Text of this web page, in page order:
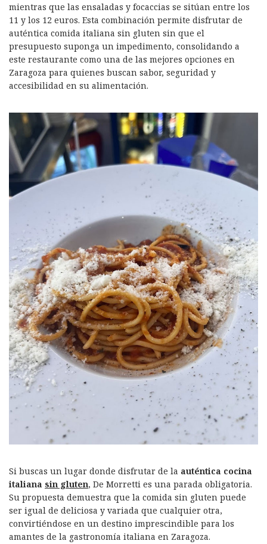
mientras que las ensaladas y focaccias se sitúan entre los
11 y los 12 euros. Esta combinación permite disfrutar de
auténtica comida italiana sin gluten sin que el
presupuesto suponga un impedimento, consolidando a
este restaurante como una de las mejores opciones en
Zaragoza para quienes buscan sabor, seguridad y
accesibilidad en su alimentación.
Si buscas un lugar donde disfrutar de la auténtica cocina
italiana sin gluten, De Morretti es una parada obligatoria.
Su propuesta demuestra que la comida sin gluten puede
ser igual de deliciosa y variada que cualquier otra,
convirtiéndose en un destino imprescindible para los
amantes de la gastronomía italiana en Zaragoza.